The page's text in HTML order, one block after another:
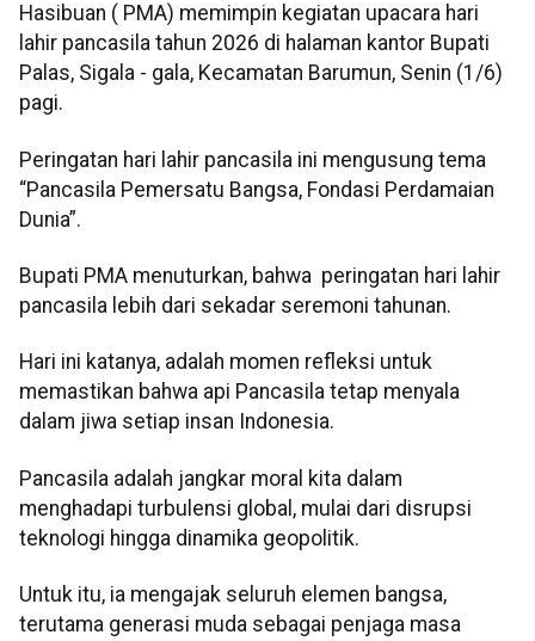
Hasibuan ( PMA) memimpin kegiatan upacara hari
lahir pancasila tahun 2026 di halaman kantor Bupati
Palas, Sigala - gala, Kecamatan Barumun, Senin (1/6)
pagi.
Peringatan hari lahir pancasila ini mengusung tema
“Pancasila Pemersatu Bangsa, Fondasi Perdamaian
Dunia”.
Bupati PMA menuturkan, bahwa peringatan hari lahir
pancasila lebih dari sekadar seremoni tahunan.
Hari ini katanya, adalah momen refleksi untuk
memastikan bahwa api Pancasila tetap menyala
dalam jiwa setiap insan Indonesia.
Pancasila adalah jangkar moral kita dalam
menghadapi turbulensi global, mulai dari disrupsi
teknologi hingga dinamika geopolitik.
Untuk itu, ia mengajak seluruh elemen bangsa,
terutama generasi muda sebagai penjaga masa